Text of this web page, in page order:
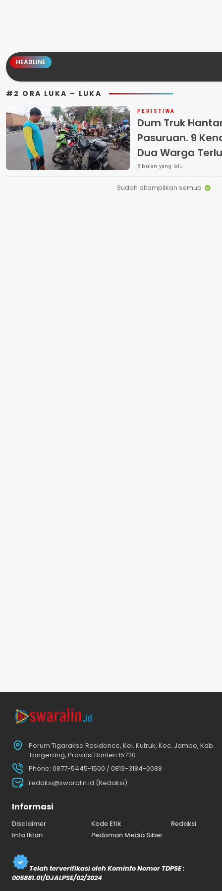
HEADLINE
#2 ORA LUKA – LUKA
PERISTIWA
Dum Truk
Pasuruan. 9
Dua Warga
8 bulan yang lalu
Sudah ditampilkan semua
Perum Tigaraksa Residence, Kel. Kutruk, Kec. Jambe, Kab.
Tangerang, Provinsi Banten 15720
Phone: 0877-5445-1500 / 0813-3184-0088
redaksi@swaralin.id (Redaksi)
Informasi
Disclaimer Kode Etik
Redaksi
Info Iklan
Pedoman Media Siber
Telah terverifikasi oleh Kominfo Nomor TDPSE :
005881.01/DJALPSE/02/2024